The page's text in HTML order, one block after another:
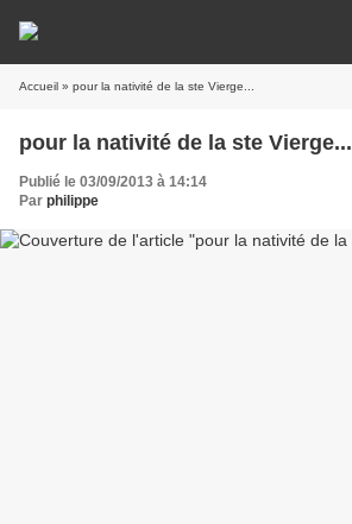
Accueil » pour la nativité de la ste Vierge...
pour la nativité de la ste Vierge...
Publié le 03/09/2013 à 14:14
Par philippe